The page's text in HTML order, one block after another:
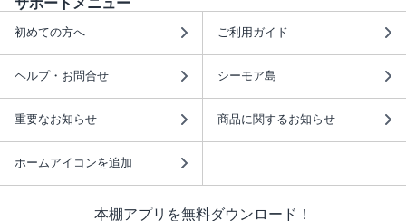
サポートメニュー
初めての方へ ご利用ガイド
ヘルプ・お問合せ シーモア島
重要なお知らせ 商品に関するお知らせ
ホームアイコンを追加
本棚アプリを無料ダウンロード！